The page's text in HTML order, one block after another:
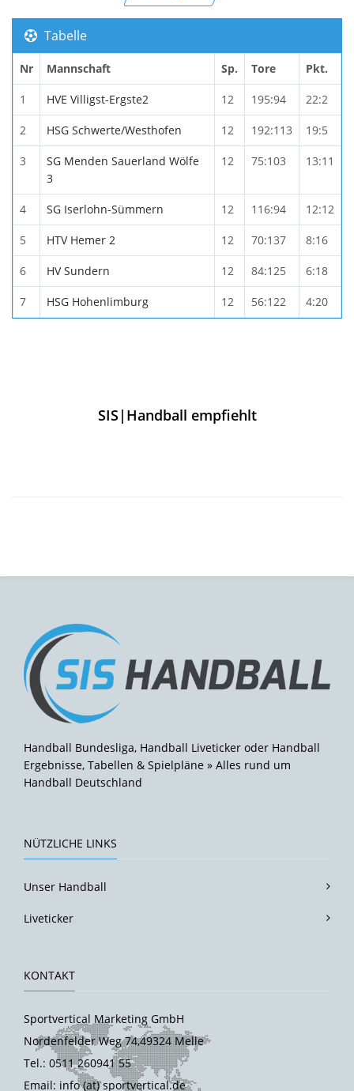
Tabelle
Nr Mannschaft Sp. Tore Pkt.
1 HVE Villigst-Ergste2 12 195:94 22:2
2 HSG Schwerte/Westhofen 12 192:113 19:5
3
SG Menden Sauerland Wölfe
3
12 75:103 13:11
4 SG Iserlohn-Sümmern 12 116:94 12:12
5 HTV Hemer 2 12 70:137 8:16
6 HV Sundern 12 84:125 6:18
7 HSG Hohenlimburg 12 56:122 4:20
SIS|Handball empfiehlt
Handball Bundesliga, Handball Liveticker oder Handball
Ergebnisse, Tabellen & Spielpläne » Alles rund um
Handball Deutschland
NÜTZLICHE LINKS
Unser Handball
Liveticker
KONTAKT
Sportvertical Marketing GmbH
Nordenfelder Weg 74,49324 Melle
Tel.: 0511 260941 55
Email: info (at) sportvertical.de